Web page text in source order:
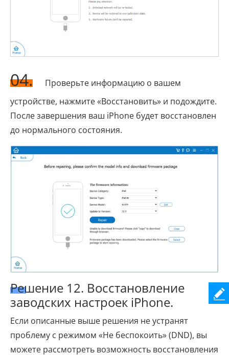
04.
Проверьте информацию о вашем
устройстве, нажмите «Восстановить» и подождите.
После завершения ваш iPhone будет восстановлен
до нормального состояния.
Решение 12. Восстановление
заводских настроек iPhone.
Если описанные выше решения не устранят
проблему с режимом «Не беспокоить» (DND), вы
можете рассмотреть возможность восстановления